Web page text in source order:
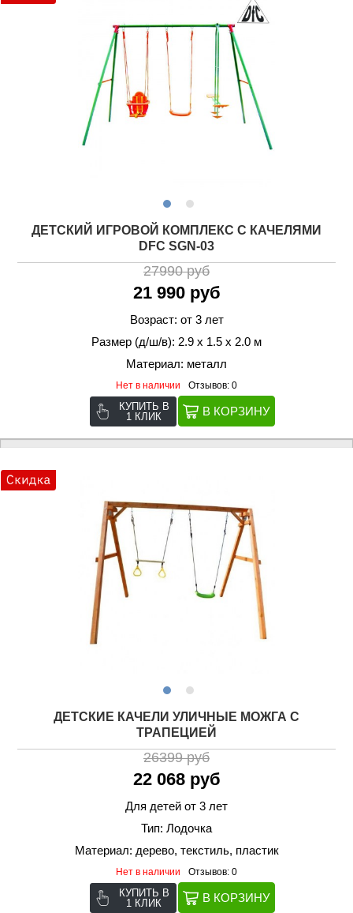
ДЕТСКИЙ ИГРОВОЙ КОМПЛЕКС С КАЧЕЛЯМИ
DFC SGN-03
27990 руб
21 990 руб
Возраст: от 3 лет
Размер (д/ш/в): 2.9 х 1.5 х 2.0 м
Материал: металл
Нет в наличии Отзывов: 0
КУПИТЬ В
1 КЛИК
ДЕТСКИЕ КАЧЕЛИ УЛИЧНЫЕ МОЖГА С
ТРАПЕЦИЕЙ
26399 руб
22 068 руб
Для детей от 3 лет
Тип: Лодочка
Материал: дерево, текстиль, пластик
Нет в наличии Отзывов: 0
КУПИТЬ В
1 КЛИК